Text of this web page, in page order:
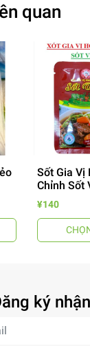
quan
Sốt Gia Vị
Chỉnh Sốt
Tuấn
¥140
ký